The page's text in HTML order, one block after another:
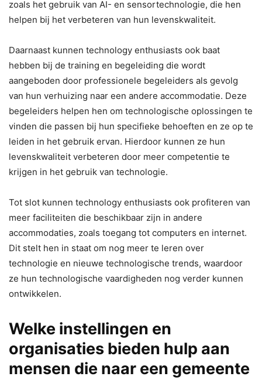
zoals het gebruik van AI- en sensortechnologie, die hen
helpen bij het verbeteren van hun levenskwaliteit.
Daarnaast kunnen technology enthusiasts ook baat
hebben bij de training en begeleiding die wordt
aangeboden door professionele begeleiders als gevolg
van hun verhuizing naar een andere accommodatie. Deze
begeleiders helpen hen om technologische oplossingen te
vinden die passen bij hun specifieke behoeften en ze op te
leiden in het gebruik ervan. Hierdoor kunnen ze hun
levenskwaliteit verbeteren door meer competentie te
krijgen in het gebruik van technologie.
Tot slot kunnen technology enthusiasts ook profiteren van
meer faciliteiten die beschikbaar zijn in andere
accommodaties, zoals toegang tot computers en internet.
Dit stelt hen in staat om nog meer te leren over
technologie en nieuwe technologische trends, waardoor
ze hun technologische vaardigheden nog verder kunnen
ontwikkelen.
Welke instellingen en
organisaties bieden hulp aan
mensen die naar een gemeente